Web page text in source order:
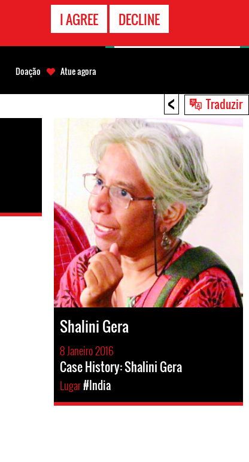
I AGREE DECLINE
< Traduzir
Shalini Gera
8 Janeiro 2016
Case History: Shalini Gera
Lugar#India
Doação Atue agora
CONTATO
EMERGÊNCIA